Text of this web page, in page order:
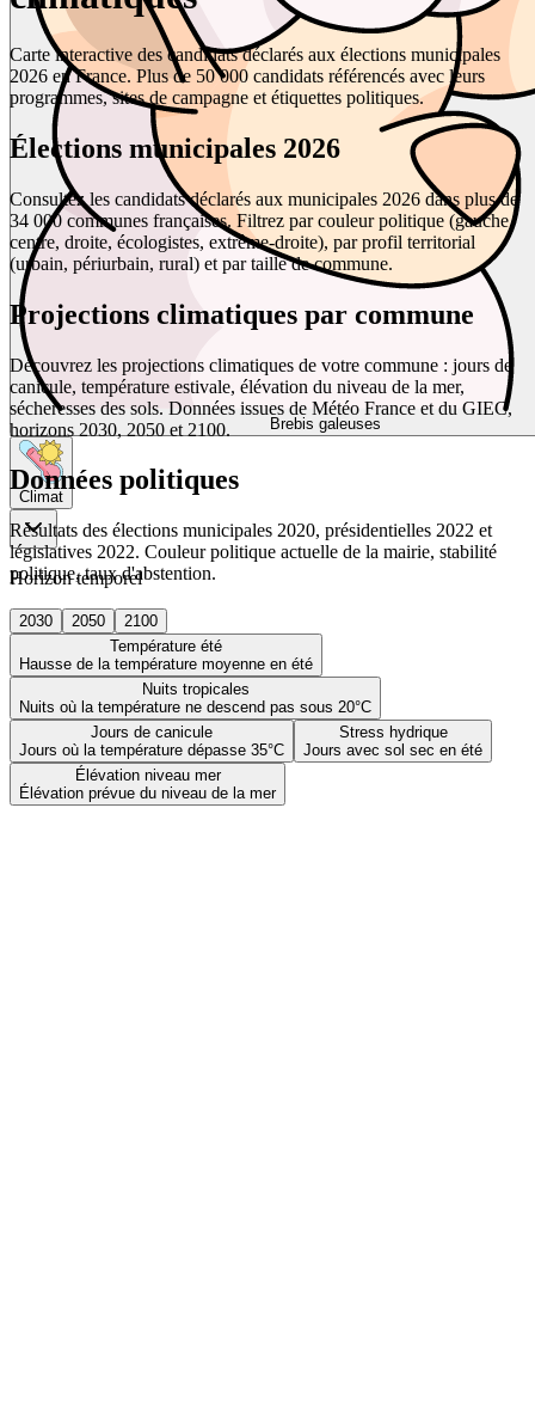
Brebis galeuses
Climat
Horizon temporel
2030 2050
2100
Température été
Hausse de la température moyenne en été
Nuits tropicales
Nuits où la température ne descend pas sous 20°C
Jours de canicule
Jours où la température dépasse 35°C
Stress hydrique
Jours avec sol sec en été
Élévation niveau mer
Élévation prévue du niveau de la mer
Carte interactive des candidats déclarés aux élections municipales
2026 en France. Plus de 50 000 candidats référencés avec leurs
programmes, sites de campagne et étiquettes politiques.
Élections municipales 2026
Consultez les candidats déclarés aux municipales 2026 dans plus de
34 000 communes françaises. Filtrez par couleur politique (gauche,
centre, droite, écologistes, extrême-droite), par profil territorial
(urbain, périurbain, rural) et par taille de commune.
Projections climatiques par commune
Découvrez les projections climatiques de votre commune : jours de
canicule, température estivale, élévation du niveau de la mer,
sécheresses des sols. Données issues de Météo France et du GIEC,
horizons 2030, 2050 et 2100.
Données politiques
Résultats des élections municipales 2020, présidentielles 2022 et
législatives 2022. Couleur politique actuelle de la mairie, stabilité
politique, taux d'abstention.